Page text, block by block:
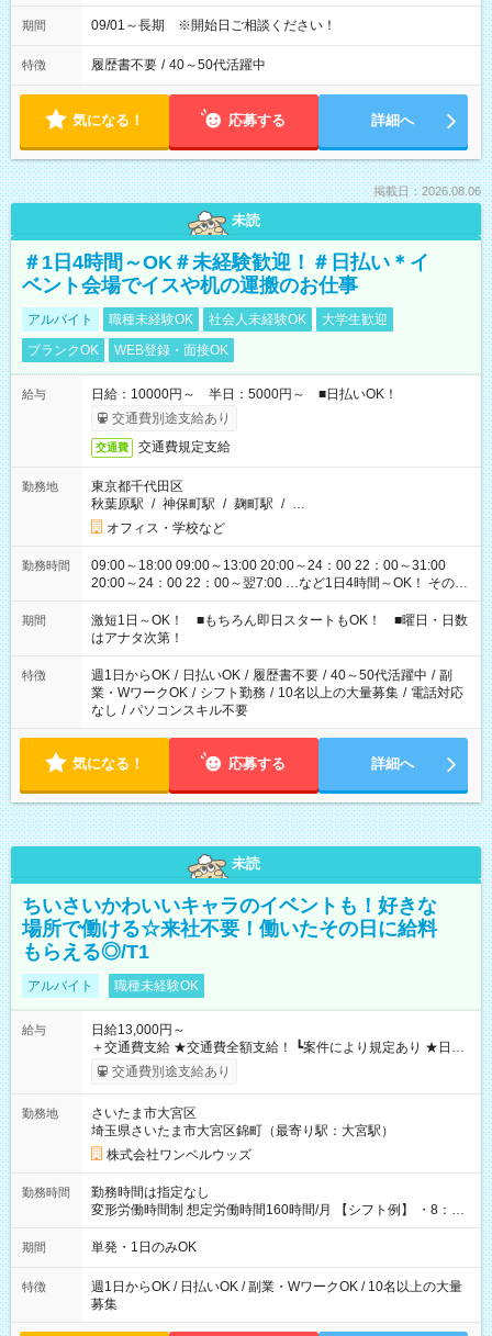
期間 09/01～長期 ※開始日ご相談ください！
特徴 履歴書不要 / 40～50代活躍中
気になる！ 応募する 詳細へ
掲載日：2026.08.06
未読
＃1日4時間～OK＃未経験歓迎！＃日払い＊イ
ベント会場でイスや机の運搬のお仕事
アルバイト 職種未経験OK 社会人未経験OK
大学生歓迎
ブランクOK
WEB登録・面接OK
給与
日給：10000円～ 半日：5000円～ ■日払いOK！
交通費別途支給あり
交通費 交通費規定支給
勤務地
東京都千代田区
秋葉原駅 / 神保町駅 / 麹町駅 / …
オフィス・学校など
勤務時間
09:00～18:00 09:00～13:00 20:00～24：00 22：00～31:00
20:00～24：00 22：00～翌7:00 …など1日4時間～OK！ その他
シフトもございます！ お気軽にご相談ください！
期間
激短1日～OK！ ■もちろん即日スタートもOK！ ■曜日・日数
はアナタ次第！
特徴 週1日からOK / 日払いOK / 履歴書不要 / 40～50代活躍中 / 副
業・WワークOK / シフト勤務 / 10名以上の大量募集 / 電話対応
なし / パソコンスキル不要
気になる！ 応募する 詳細へ
未読
ちいさいかわいいキャラのイベントも！好きな
場所で働ける☆来社不要！働いたその日に給料
もらえる◎/T1
アルバイト 職種未経験OK
給与
日給13,000円～
＋交通費支給 ★交通費全額支給！ ┗案件により規定あり ★日払
いOK！（規定あり） ┗働いたその日に現金GET♪ お仕事後はコ
ンビニATMから 日払い分を引き落とせます！ 【試用期間】試
交通費別途支給あり
勤務地
さいたま市大宮区
埼玉県さいたま市大宮区錦町（最寄り駅：大宮駅）
株式会社ワンベルウッズ
勤務時間
勤務時間は指定なし
変形労働時間制 想定労働時間160時間/月 【シフト例】 ・8：00
～21：00
期間 単発・1日のみOK
特徴
週1日からOK / 日払いOK / 副業・WワークOK / 10名以上の大量
募集